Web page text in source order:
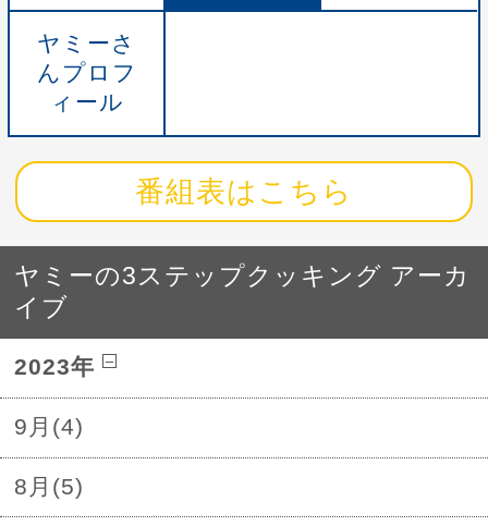
ヤミーさ
んプロフ
ィール
番組表はこちら
ヤミーの3ステップクッキング アーカ
イブ
2023年
9月(4)
8月(5)